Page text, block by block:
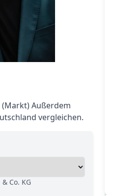
Außerdem
vergleichen.
Co. KG